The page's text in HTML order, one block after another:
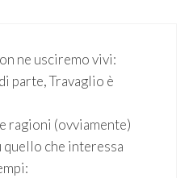
ne usciremo vivi:
parte, Travaglio è
ragioni (ovviamente)
quello che interessa